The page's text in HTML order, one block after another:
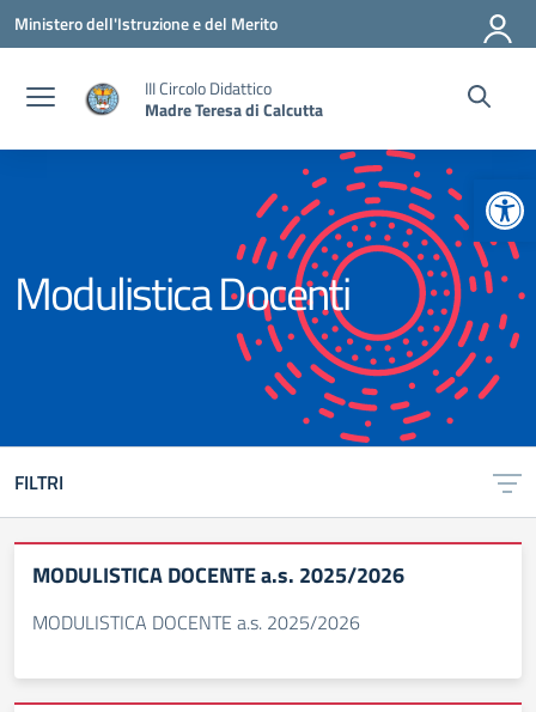
Vai ai contenuti
Vai al menu di navigazione
Vai al footer
Ministero dell'Istruzione e del Merito
III Circolo Didattico
Madre Teresa di Calcutta
Modulistica Docenti
FILTRI
MODULISTICA DOCENTE a.s. 2025/2026
MODULISTICA DOCENTE a.s. 2025/2026